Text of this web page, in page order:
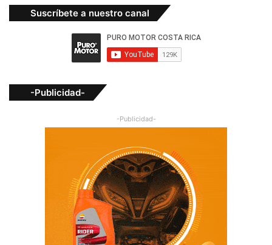
Suscríbete a nuestro canal
-Publicidad-
-Publicidad-